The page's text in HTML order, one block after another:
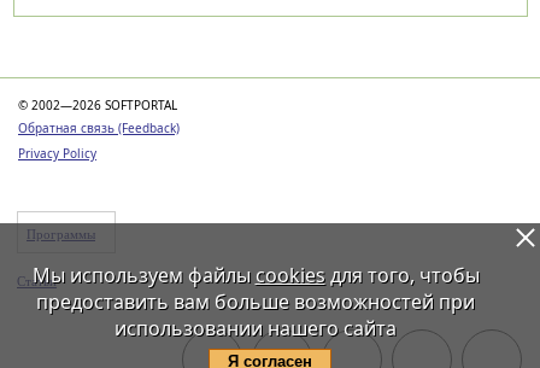
© 2002—2026 SOFTPORTAL
Обратная связь (Feedback)
Privacy Policy
Программы
Статьи
Мы используем файлы cookiesдля того, чтобы
предоставить вам больше возможностей при
использовании нашего сайта